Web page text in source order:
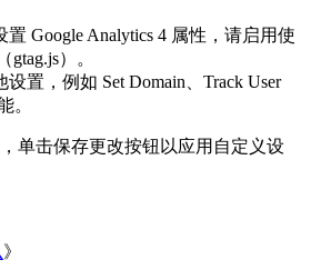
Google Analytics 4 属性，请启用使
）。
置，例如 Set Domain、Track User
。
单击保存更改按钮以应用自定义设
》